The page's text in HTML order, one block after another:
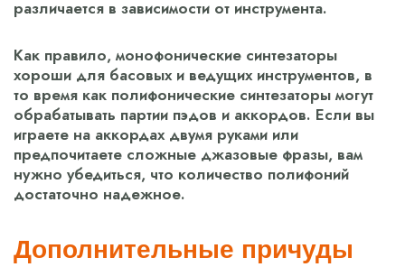
различается в зависимости от инструмента.
Как правило, монофонические синтезаторы
хороши для басовых и ведущих инструментов, в
то время как полифонические синтезаторы могут
обрабатывать партии пэдов и аккордов. Если вы
играете на аккордах двумя руками или
предпочитаете сложные джазовые фразы, вам
нужно убедиться, что количество полифоний
достаточно надежное.
Дополнительные причуды